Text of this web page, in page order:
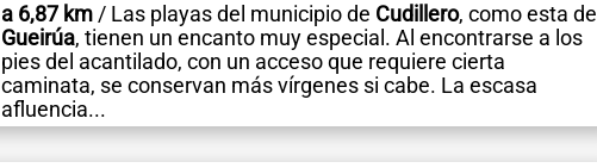
a 6,87 km/ Las playas del municipio de Cudillero, como esta de
Gueirúa, tienen un encanto muy especial. Al encontrarse a los
pies del acantilado, con un acceso que requiere cierta
caminata, se conservan más vírgenes si cabe. La escasa
afluencia...